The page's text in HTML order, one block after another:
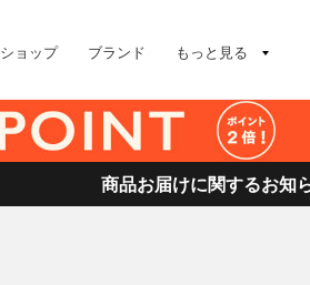
ショップ ブランド もっと見る
商品お届けに関するお知